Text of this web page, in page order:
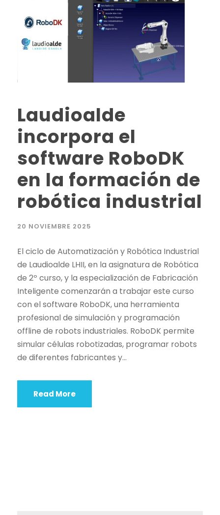
Laudioalde
incorpora el
software RoboDK
en la formación de
robótica industrial
20 NOVIEMBRE 2025
El ciclo de Automatización y Robótica Industrial
de Laudioalde LHII, en la asignatura de Robótica
de 2º curso, y la especialización de Fabricación
Inteligente comenzarán a trabajar este curso
con el software RoboDK, una herramienta
profesional de simulación y programación
offline de robots industriales. RoboDK permite
simular células robotizadas, programar robots
de diferentes fabricantes y...
Read More